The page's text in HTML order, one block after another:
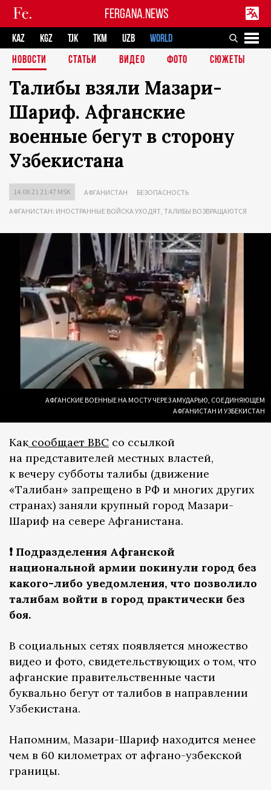
FERGANA.NEWS
KAZ KGZ TJK TKM UZB
WORLD
НОВОСТИ
СТАТЬИ ВИДЕО ФОТО СЮЖЕТЫ
Талибы взяли Мазари-
Шариф. Афганские
военные бегут в сторону
Узбекистана
14.08.21 21:47 MSK АФГАНИСТАН БЕЗОПАСНОСТЬ
АФГАНИСТАН: ИНОСТРАННЫЕ ВОЙСКА УХОДЯТ, ТАЛИБЫ ВОЗВРАЩАЮТСЯ
АФГАНСКИЕ ВОЕННЫЕ НА МОСТУ ЧЕРЕЗ АМУДАРЬЮ, СОЕДИНЯЮЩЕМ
АФГАНИСТАН И УЗБЕКИСТАН
Как сообщает BBC со ссылкой
на представителей местных властей,
к вечеру субботы талибы (движение
«Талибан» запрещено в РФ и многих других
странах) заняли крупный город Мазари-
Шариф на севере Афганистана.
❗️ Подразделения Афганской
национальной армии покинули город без
какого-либо уведомления, что позволило
талибам войти в город практически без
боя.
В социальных сетях появляется множество
видео и фото, свидетельствующих о том, что
афганские правительственные части
буквально бегут от талибов в направлении
Узбекистана.
Напомним, Мазари-Шариф находится менее
чем в 60 километрах от афгано-узбекской
границы.